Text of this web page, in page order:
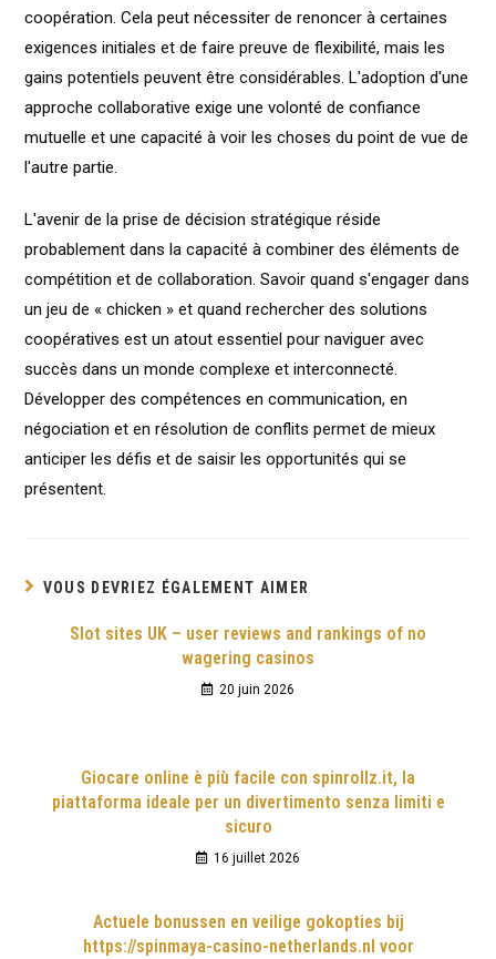
coopération. Cela peut nécessiter de renoncer à certaines
exigences initiales et de faire preuve de flexibilité, mais les
gains potentiels peuvent être considérables. L'adoption d'une
approche collaborative exige une volonté de confiance
mutuelle et une capacité à voir les choses du point de vue de
l'autre partie.
L'avenir de la prise de décision stratégique réside
probablement dans la capacité à combiner des éléments de
compétition et de collaboration. Savoir quand s'engager dans
un jeu de « chicken » et quand rechercher des solutions
coopératives est un atout essentiel pour naviguer avec
succès dans un monde complexe et interconnecté.
Développer des compétences en communication, en
négociation et en résolution de conflits permet de mieux
anticiper les défis et de saisir les opportunités qui se
présentent.
VOUS DEVRIEZ ÉGALEMENT AIMER
Slot sites UK – user reviews and rankings of no
wagering casinos
20 juin 2026
Giocare online è più facile con spinrollz.it, la
piattaforma ideale per un divertimento senza limiti e
sicuro
16 juillet 2026
Actuele bonussen en veilige gokopties bij
https://spinmaya-casino-netherlands.nl voor